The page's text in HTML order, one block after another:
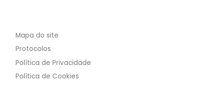
Mapa do site
Protocolos
Política de Privacidade
Política de Cookies